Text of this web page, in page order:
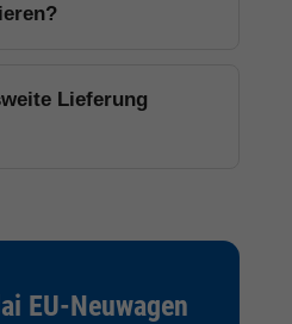
Lieferung
EU-Neuwagen